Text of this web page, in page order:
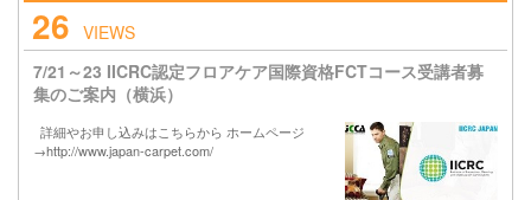
26 VIEWS
7/21～23 IICRC認定フロアケア国際資格FCTコース受講者募
集のご案内（横浜）
詳細やお申し込みはこちらから ホームページ
→http://www.japan-carpet.com/